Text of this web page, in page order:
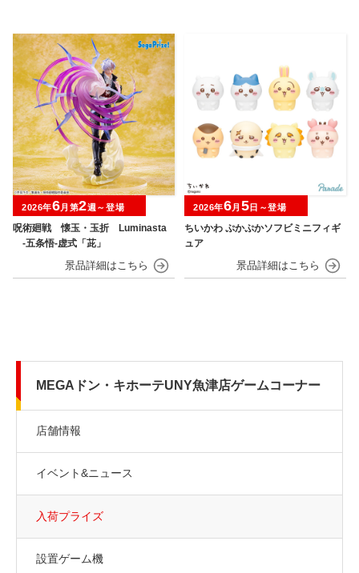
呪術廻戦 懐玉・玉折 Luminasta
‐五条悟‐虚式「茈」
2026年6月第2週～登場
ちいかわ ぷかぷかソフビミニフィギ
ュア
2026年6月 5日～登場
MEGAドン・キホーテUNY魚津店ゲームコーナー
店舗情報
イベント&ニュース
入荷プライズ
設置ゲーム機